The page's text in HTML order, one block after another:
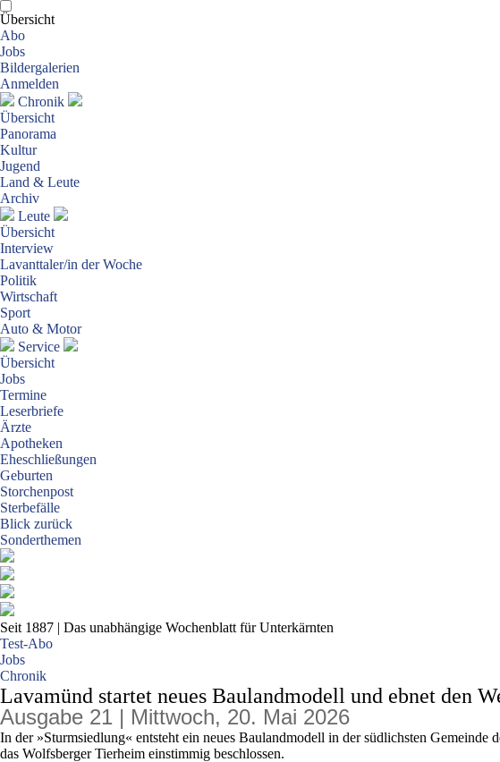
Übersicht
Abo
Jobs
Bildergalerien
Anmelden
Chronik
Übersicht
Panorama
Kultur
Jugend
Land & Leute
Archiv
Leute
Übersicht
Interview
Lavanttaler/in der Woche
Politik
Wirtschaft
Sport
Auto & Motor
Service
Übersicht
Jobs
Termine
Leserbriefe
Ärzte
Apotheken
Eheschließungen
Geburten
Storchenpost
Sterbefälle
Blick zurück
Sonderthemen
Seit 1887 | Das unabhängige Wochenblatt für Unterkärnten
Test-Abo
Jobs
Chronik
Lavamünd startet neues Baulandmodell und ebnet den
Ausgabe 21 | Mittwoch, 20. Mai 2026
In der »Sturmsiedlung« entsteht ein neues Baulandmodell in der südlichsten
das Wolfsberger Tierheim einstimmig beschlossen.